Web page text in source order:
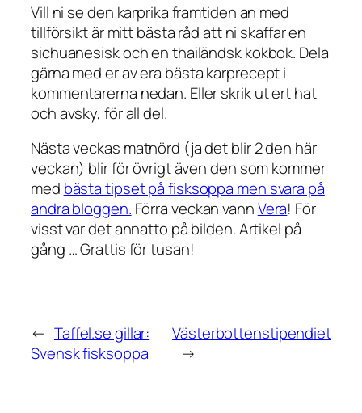
Vill ni se den karprika framtiden an med
tillförsikt är mitt bästa råd att ni skaffar en
sichuanesisk och en thailändsk kokbok. Dela
gärna med er av era bästa karprecept i
kommentarerna nedan. Eller skrik ut ert hat
och avsky, för all del.
Nästa veckas matnörd (ja det blir 2 den här
veckan) blir för övrigt även den som kommer
med bästa tipset på fisksoppa men svara på
andra bloggen. Förra veckan vannVera! För
visst var det annatto på bilden. Artikel på
gång … Grattis för tusan!
← Taffel.se gillar:
Svensk fisksoppa
Västerbottenstipendiet
→